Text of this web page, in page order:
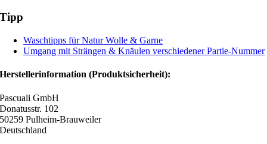
Tipp
Waschtipps für Natur Wolle & Garne
Umgang mit Strängen & Knäulen verschiedener Partie-Nummer
Herstellerinformation (Produktsicherheit):
Pascuali GmbH
Donatusstr. 102
50259 Pulheim-Brauweiler
Deutschland